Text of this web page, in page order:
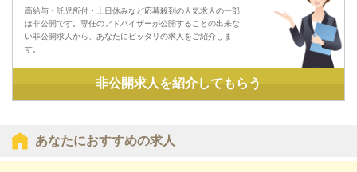
高給与・託児所付・土日休みなど応募殺到の人気求人の一部
は非公開です。専任のアドバイザーが公開することの出来な
い非公開求人から、あなたにピッタリの求人をご紹介しま
す。
非公開求人を紹介してもらう
あなたにおすすめの求人